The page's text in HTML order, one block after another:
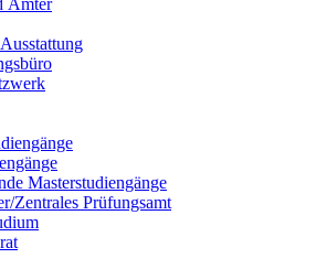
Ämter
Masterstudiengänge
Zentrales Prüfungsamt